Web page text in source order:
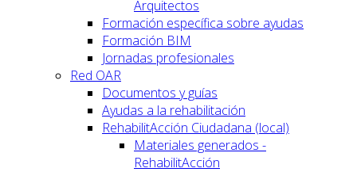
Arquitectos
Formación específica sobre ayudas
Formación BIM
Jornadas profesionales
Red OAR
Documentos y guías
Ayudas a la rehabilitación
RehabilitAcción Ciudadana (local)
Materiales generados -
RehabilitAcción